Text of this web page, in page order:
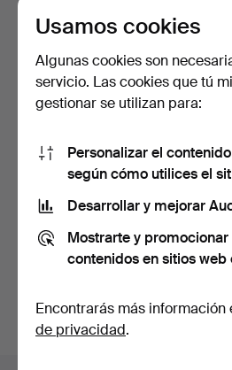
SILVANA Swiss, manual,
158 USD
Suscribir búsqueda
subastas concluidas.
Usamos cookies
Algunas cookies son
servicio. Las cookies que tú
gestionar se utilizan para:
Personalizar el
según cómo utilices el
Desarrollar y mejorar
Mostrarte y
contenidos en sitios web
Encontrarás más información
de privacidad.